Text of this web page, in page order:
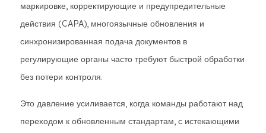
маркировке, корректирующие и предупредительные
действия (CAPA), многоязычные обновления и
синхронизированная подача документов в
регулирующие органы часто требуют быстрой обработки
без потери контроля.
Это давление усиливается, когда команды работают над
переходом к обновленным стандартам, с истекающими